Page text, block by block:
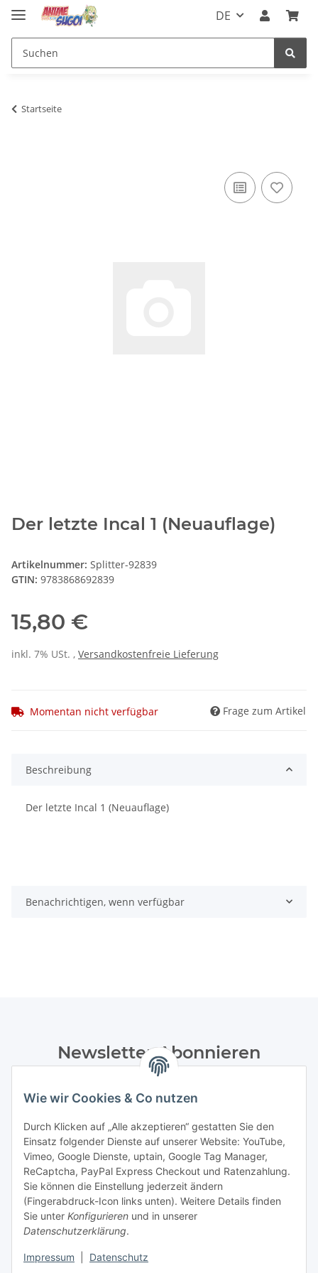
Wie wir Cookies & Co nutzen
Durch Klicken auf „Alle akzeptieren“ gestatten Sie den
Einsatz folgender Dienste auf unserer Website: YouTube,
Vimeo, Google Dienste, uptain, Google Tag Manager,
ReCaptcha, PayPal Express Checkout und Ratenzahlung.
Sie können die Einstellung jederzeit ändern
(Fingerabdruck-Icon links unten). Weitere Details finden
Sie unter Konfigurieren und in unserer
Datenschutzerklärung.
Impressum Datenschutz
DE
Startseite
Der letzte Incal 1 (Neuauflage)
Artikelnummer: Splitter-92839
GTIN: 9783868692839
15,80 €
inkl. 7% USt. , Versandkostenfreie Lieferung
Momentan nicht verfügbar Frage zum Artikel
Beschreibung
Der letzte Incal 1 (Neuauflage)
Benachrichtigen, wenn verfügbar
Newsletter Abonnieren
Bitte senden Sie mir entsprechend Ihrer
Datenschutzerklärungregelmäßig und jederzeit widerruflich
Abonnieren
Newsletter Abonnieren
Informationen
Gesetzliche Informationen